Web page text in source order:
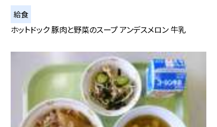
給食
ホットドック 豚肉と野菜のスープ アンデスメロン 牛乳